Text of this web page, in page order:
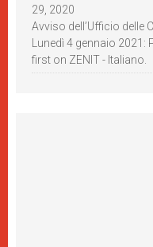
29, 2020
Avviso dell’Ufficio delle
Lunedì 4 gennaio
first on ZENIT - Italiano.